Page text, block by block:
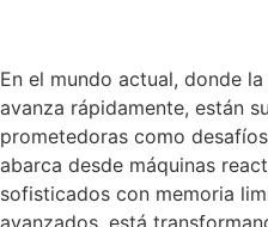
En el mundo actual, donde la
avanza rápidamente, están
prometedoras como
abarca desde máquinas
sofisticados con memoria
avanzados, está